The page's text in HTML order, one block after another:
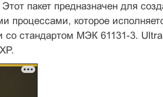
пакет предназначен для
процессами, которое
со стандартом МЭК 61131-3.